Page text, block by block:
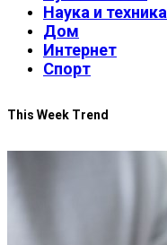
Наука и техника
Дом
Интернет
Спорт
This Week Trend